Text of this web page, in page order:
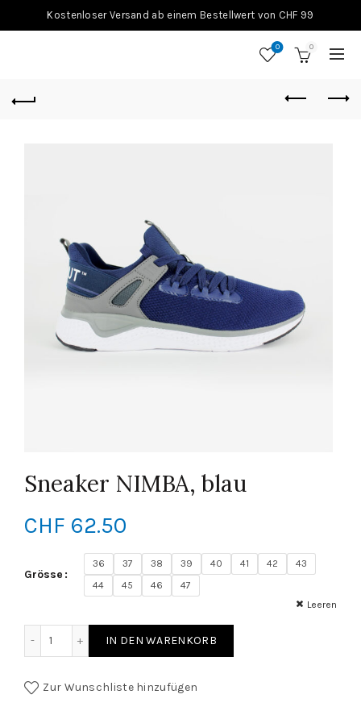
Kostenloser Versand ab einem Bestellwert von CHF 99
0 0
Sneaker NIMBA, blau
CHF 62.50
Grösse
36 37 38 39 40 41 42
43
44
45 46
47
Leeren
IN DEN WARENKORB
Zur Wunschliste hinzufügen